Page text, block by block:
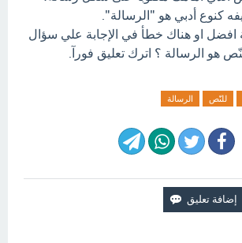
كنوع أدبي هو "الرسالة".
افضل او هناك خطأ في الإجابة علي سؤال
هو الرسالة ؟ اترك تعليق فورآ.
للنّص الرسالة